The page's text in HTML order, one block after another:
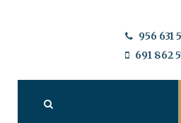
956 631
691 862